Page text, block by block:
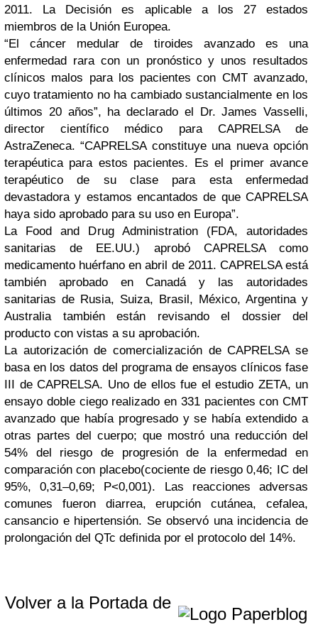
2011. La Decisión es aplicable a los 27 estados
miembros de la Unión Europea.
“El cáncer medular de tiroides avanzado es una
enfermedad rara con un pronóstico y unos resultados
clínicos malos para los pacientes con CMT avanzado,
cuyo tratamiento no ha cambiado sustancialmente en los
últimos 20 años”, ha declarado el Dr. James Vasselli,
director científico médico para CAPRELSA de
AstraZeneca. “CAPRELSA constituye una nueva opción
terapéutica para estos pacientes. Es el primer avance
terapéutico de su clase para esta enfermedad
devastadora y estamos encantados de que CAPRELSA
haya sido aprobado para su uso en Europa”.
La Food and Drug Administration (FDA, autoridades
sanitarias de EE.UU.) aprobó CAPRELSA como
medicamento huérfano en abril de 2011. CAPRELSA está
también aprobado en Canadá y las autoridades
sanitarias de Rusia, Suiza, Brasil, México, Argentina y
Australia también están revisando el dossier del
producto con vistas a su aprobación.
La autorización de comercialización de CAPRELSA se
basa en los datos del programa de ensayos clínicos fase
III de CAPRELSA. Uno de ellos fue el estudio ZETA, un
ensayo doble ciego realizado en 331 pacientes con CMT
avanzado que había progresado y se había extendido a
otras partes del cuerpo; que mostró una reducción del
54% del riesgo de progresión de la enfermedad en
comparación con placebo(cociente de riesgo 0,46; IC del
95%, 0,31–0,69; P<0,001). Las reacciones adversas
comunes fueron diarrea, erupción cutánea, cefalea,
cansancio e hipertensión. Se observó una incidencia de
prolongación del QTc definida por el protocolo del 14%.
Volver a la Portada de